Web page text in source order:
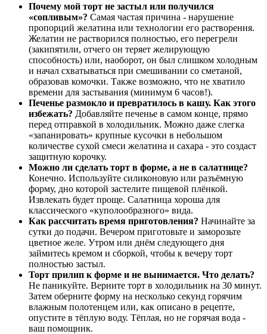
Почему мой торт не застыл или получился
«сопливым»? Самая частая причина - нарушение
пропорций желатина или технологии его растворения.
Желатин не растворился полностью, его перегрели
(закипятили, отчего он теряет желирующую
способность) или, наоборот, он был слишком холодным
и начал схватываться при смешивании со сметаной,
образовав комочки. Также возможно, что не хватило
времени для застывания (минимум 6 часов!).
Печенье размокло и превратилось в кашу. Как этого
избежать? Добавляйте печенье в самом конце, прямо
перед отправкой в холодильник. Можно даже слегка
«запанировать» крупные кусочки в небольшом
количестве сухой смеси желатина и сахара - это создаст
защитную корочку.
Можно ли сделать торт в форме, а не в салатнице?
Конечно. Используйте силиконовую или разъёмную
форму, дно которой застелите пищевой плёнкой.
Извлекать будет проще. Салатница хороша для
классического «куполообразного» вида.
Как рассчитать время приготовления? Начинайте за
сутки до подачи. Вечером приготовьте и заморозьте
цветное желе. Утром или днём следующего дня
займитесь кремом и сборкой, чтобы к вечеру торт
полностью застыл.
Торт прилип к форме и не вынимается. Что делать?
Не паникуйте. Верните торт в холодильник на 30 минут.
Затем оберните форму на несколько секунд горячим
влажным полотенцем или, как описано в рецепте,
опустите в тёплую воду. Тёплая, но не горячая вода -
ваш помощник.